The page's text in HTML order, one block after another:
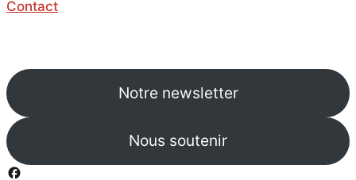
Contact
Notre newsletter
Nous soutenir